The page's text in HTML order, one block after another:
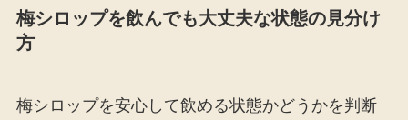
梅シロップを飲んでも大丈夫な状態の見分け
方
梅シロップを安心して飲める状態かどうかを判断